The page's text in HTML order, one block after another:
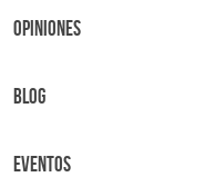
OPINIONES
BLOG
Eventos